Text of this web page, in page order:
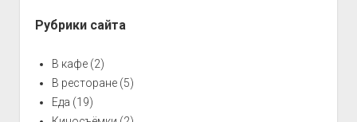
Рубрики сайта
В кафе(2)
В ресторане(5)
Еда (19)